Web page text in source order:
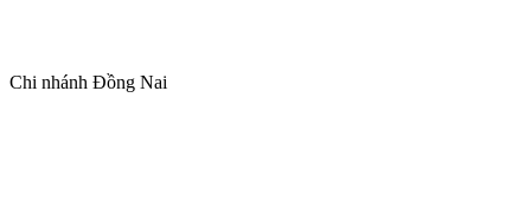
Chi nhánh Đồng Nai